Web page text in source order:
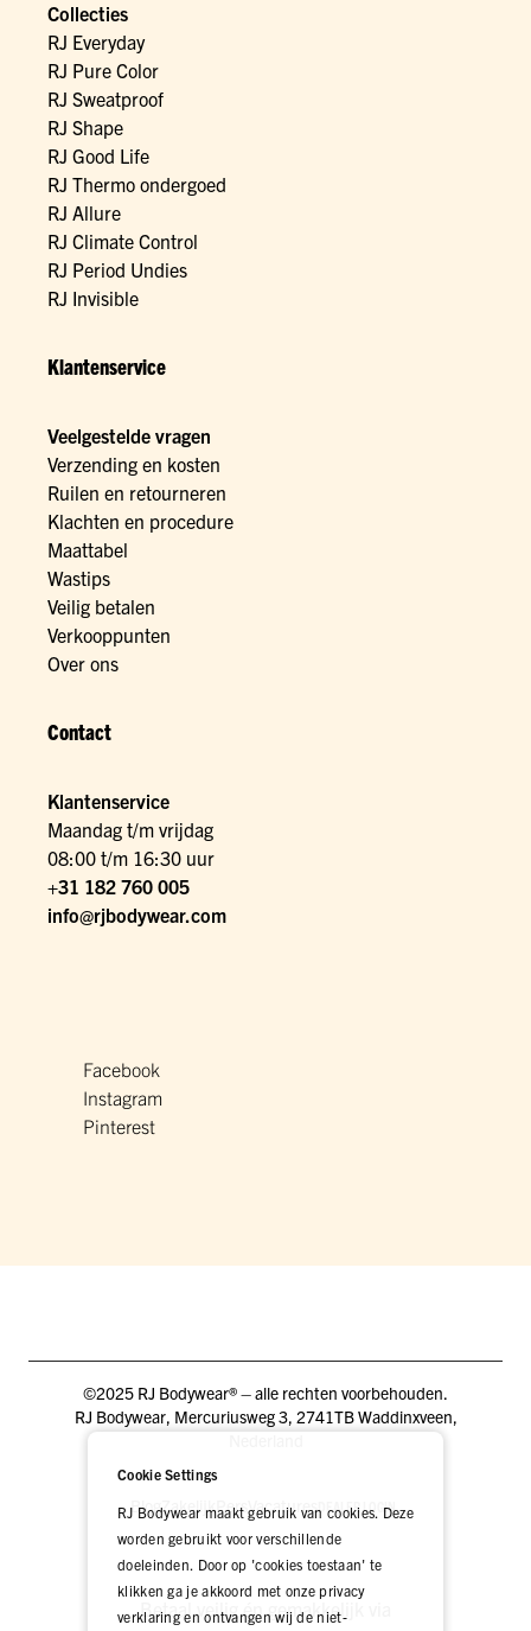
Collecties
RJ Everyday
RJ Pure Color
RJ Sweatproof
RJ Shape
RJ Good Life
RJ Thermo ondergoed
RJ Allure
RJ Climate Control
RJ Period Undies
RJ Invisible
Klantenservice
Veelgestelde vragen
Verzending en kosten
Ruilen en retourneren
Klachten en procedure
Maattabel
Wastips
Veilig betalen
Verkooppunten
Over ons
Contact
Klantenservice
Maandag t/m vrijdag
08:00 t/m 16:30 uur
+31 182 760 005
info@rjbodywear.com
Facebook
Instagram
Pinterest
©2025 RJ Bodywear® – alle rechten voorbehouden.
RJ Bodywear, Mercuriusweg 3, 2741TB Waddinxveen,
BlogZakelijkPers VacaturesDEALER LOGIN
Betaal veilig én gemakkelijk via
Cookie Settings
RJ Bodywear maakt gebruik van cookies. Deze
worden gebruikt voor verschillende
doeleinden. Door op 'cookies toestaan' te
klikken ga je akkoord met onze privacy
verklaring en ontvangen wij de niet-